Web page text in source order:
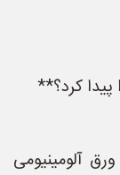
کرد؟**
آلومینیومی